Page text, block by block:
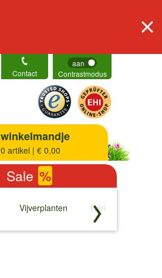
Contact
aan
Contrastmodus
winkelmandje
0 artikel | € 0,00
Sale %
Vijverplanten
↓
Rariteiten
↓